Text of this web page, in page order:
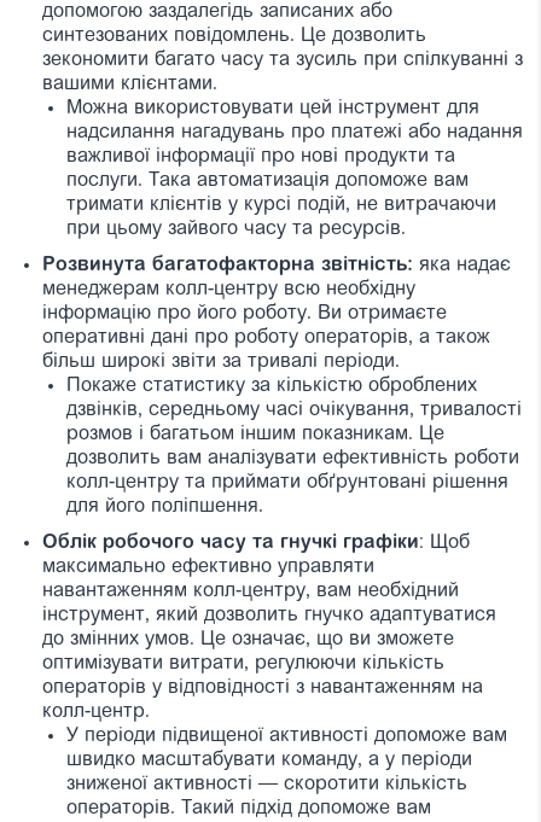
допомогою заздалегідь записаних або
синтезованих повідомлень. Це дозволить
зекономити багато часу та зусиль при спілкуванні з
вашими клієнтами.
Можна використовувати цей інструмент для
надсилання нагадувань про платежі або надання
важливої інформації про нові продукти та
послуги. Така автоматизація допоможе вам
тримати клієнтів у курсі подій, не витрачаючи
при цьому зайвого часу та ресурсів.
Розвинута багатофакторна звітність: яка надає
менеджерам колл-центру всю необхідну
інформацію про його роботу. Ви отримаєте
оперативні дані про роботу операторів, а також
більш широкі звіти за тривалі періоди.
Покаже статистику за кількістю оброблених
дзвінків, середньому часі очікування, тривалості
розмов і багатьом іншим показникам. Це
дозволить вам аналізувати ефективність роботи
колл-центру та приймати обґрунтовані рішення
для його поліпшення.
Облік робочого часу та гнучкі графіки: Щоб
максимально ефективно управляти
навантаженням колл-центру, вам необхідний
інструмент, який дозволить гнучко адаптуватися
до змінних умов. Це означає, що ви зможете
оптимізувати витрати, регулюючи кількість
операторів у відповідності з навантаженням на
колл-центр.
У періоди підвищеної активності допоможе вам
швидко масштабувати команду, а у періоди
зниженої активності — скоротити кількість
операторів. Такий підхід допоможе вам